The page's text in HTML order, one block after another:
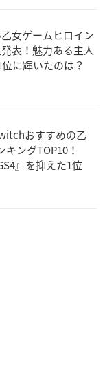
女ゲームヒロイン
表！魅力ある主人
に輝いたのは？
おすすめの乙
キングTOP10！
』を抑えた1位